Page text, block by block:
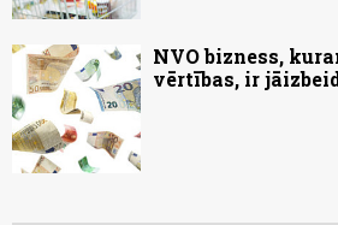
NVO bizness,
vērtības, ir